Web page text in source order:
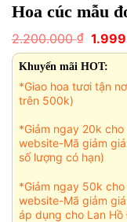
Hoa cúc mẫu
2.200.000₫ Giá
gốc
là:
Khuyến mãi HOT:
*Giao hoa tươi tận
trên 500k)
*Giảm ngay 20k
website-Mã giảm
số lượng có hạn)
*Giảm ngay 50k
website-Mã giảm
áp dụng cho Lan